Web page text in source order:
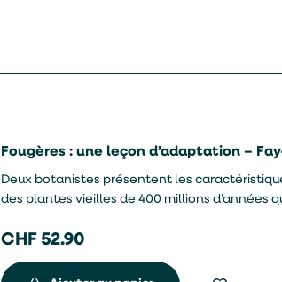
Fougères : une leçon d’adaptation –
Deux botanistes présentent les
des plantes vieilles de 400 millions d’années
CHF 52.90